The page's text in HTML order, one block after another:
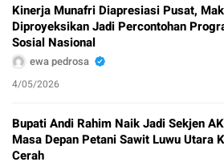
Kinerja Munafri Diapresiasi Pusat,
Diproyeksikan Jadi Percontohan
Sosial Nasional
ewa pedrosa
4/05/2026
Bupati Andi Rahim Naik Jadi Sekjen
Masa Depan Petani Sawit Luwu Utara
Cerah